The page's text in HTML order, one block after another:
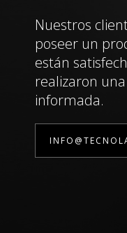
Nuestros
poseer un
están
realizaron
informada.